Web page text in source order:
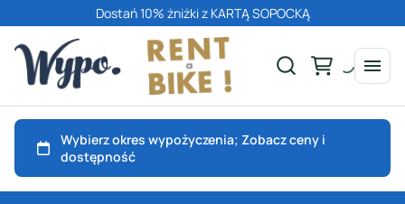
Dostań 10% żniżki z KARTĄ SOPOCKĄ